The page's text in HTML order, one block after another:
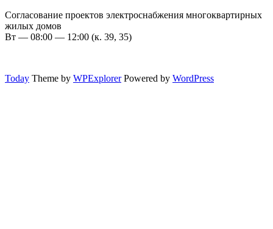
Согласование проектов электроснабжения многоквартирных
жилых домов
Вт — 08:00 — 12:00 (к. 39, 35)
Today Theme by WPExplorerPowered by WordPress